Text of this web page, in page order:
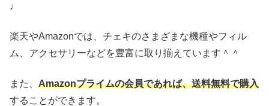
♩
楽天やAmazonでは、チェキのさまざまな機種やフィル
ム、アクセサリーなどを豊富に取り揃えています＾＾
また、 Amazonプライムの会員であれば、送料無料で購入
することができます。